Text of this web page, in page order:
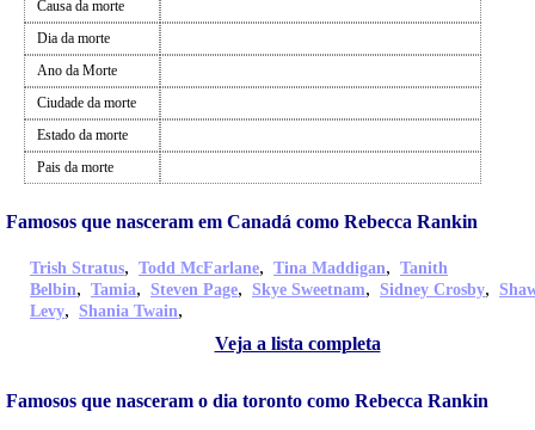
Causa da morte
Dia da morte
Ano da Morte
Ciudade da morte
Estado da morte
Pais da morte
Famosos que nasceram em Canadá como Rebecca Rankin
Trish Stratus, Todd McFarlane, Tina Maddigan, Tanith
Belbin, Tamia, Steven Page, Skye Sweetnam, Sidney Crosby,
Levy, Shania Twain,
Veja a lista completa
Famosos que nasceram o dia toronto como Rebecca Rankin